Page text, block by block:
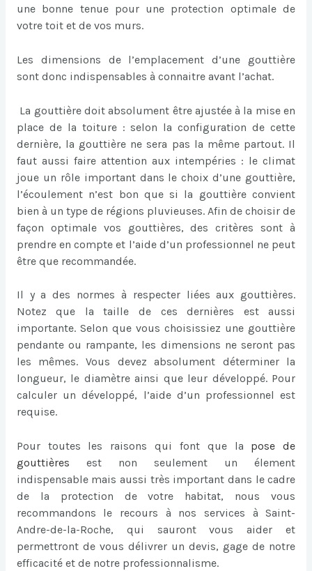
une bonne tenue pour une protection optimale de
votre toit et de vos murs.
Les dimensions de l’emplacement d’une gouttière
sont donc indispensables à connaitre avant l’achat.
La gouttière doit absolument être ajustée à la mise en
place de la toiture : selon la configuration de cette
dernière, la gouttière ne sera pas la même partout. Il
faut aussi faire attention aux intempéries : le climat
joue un rôle important dans le choix d’une gouttière,
l’écoulement n’est bon que si la gouttière convient
bien à un type de régions pluvieuses. Afin de choisir de
façon optimale vos gouttières, des critères sont à
prendre en compte et l’aide d’un professionnel ne peut
être que recommandée.
Il y a des normes à respecter liées aux gouttières.
Notez que la taille de ces dernières est aussi
importante. Selon que vous choisissiez une gouttière
pendante ou rampante, les dimensions ne seront pas
les mêmes. Vous devez absolument déterminer la
longueur, le diamètre ainsi que leur développé. Pour
calculer un développé, l’aide d’un professionnel est
requise.
Pour toutes les raisons qui font que la pose de
gouttières
est non seulement un élement
indispensable mais aussi très important dans le cadre
de la protection de votre habitat, nous vous
recommandons le recours à nos services à Saint-
Andre-de-la-Roche, qui sauront vous aider et
permettront de vous délivrer un devis, gage de notre
efficacité et de notre professionnalisme.